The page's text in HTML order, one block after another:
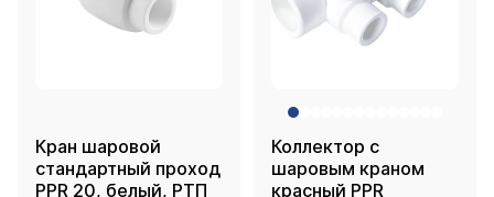
Кран шаровой
стандартный проход
PPR 20, белый, РТП
Коллектор с
шаровым краном
красный PPR